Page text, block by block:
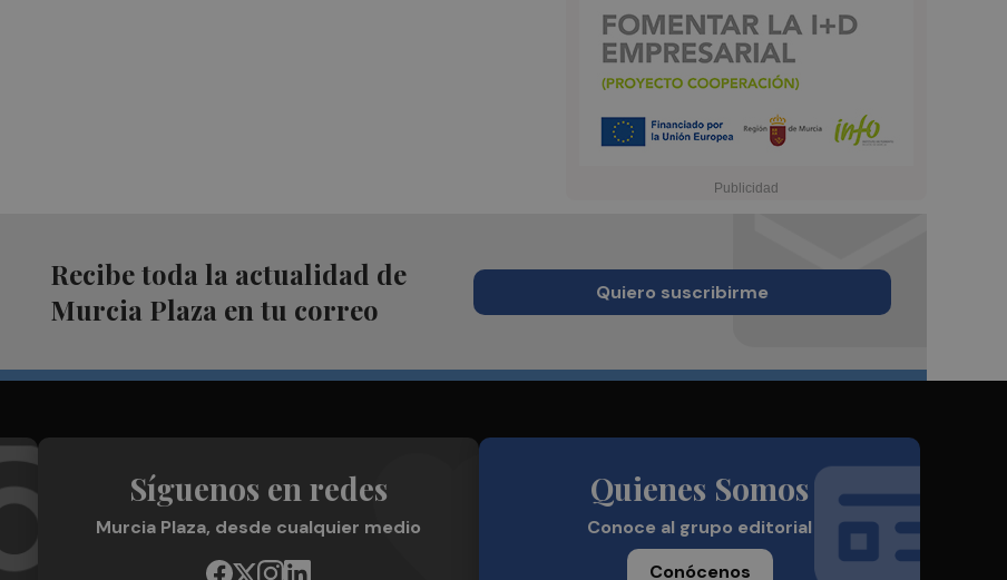
Recibe toda la actualidad de
Murcia Plaza en tu correo
Quiero suscribirme
Síguenos en redes
Murcia Plaza, desde cualquier medio
Quienes Somos
Conoce al grupo editorial
Conócenos